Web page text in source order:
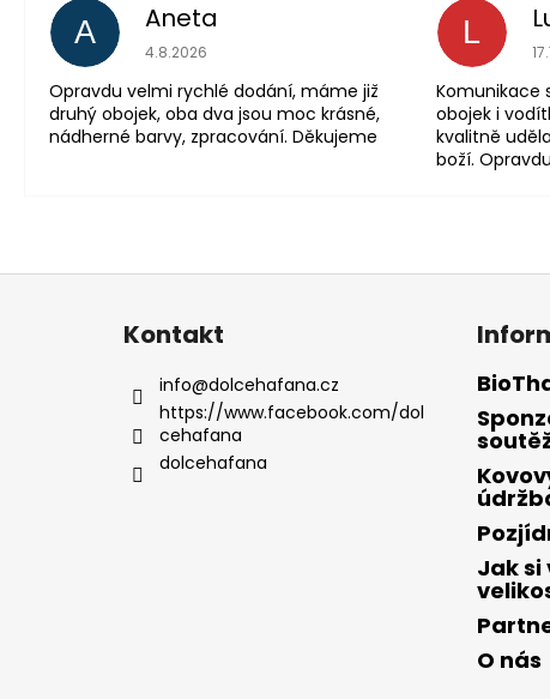
A Aneta
Hodnocení obchodu
4.8.2026
Opravdu velmi rychlé dodání, máme již
druhý obojek, oba dva jsou moc krásné,
nádherné barvy, zpracování. Děkujeme
L
Komunikace
obojek i
kvalitně
boží.
Z
Kontakt
info@dolcehafana.cz
https://www.facebook.com/dol
cehafana
dolcehafana
Jak
O nás